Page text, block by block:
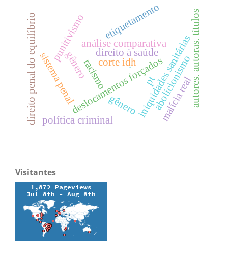
análise comparativa
deslocamentos forçados
direito à saúde
gêneroiniquidades sanitárias
pt autores. autoras. títulos
.
punitivismo
gêneroracismo
sistema penal
política criminal
abolicionismo
direito penal do equilíbrio etiquetamento
corte idh
malícia real
Visitantes